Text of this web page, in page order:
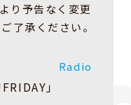
り予告なく変更
了承ください。
Radio
」